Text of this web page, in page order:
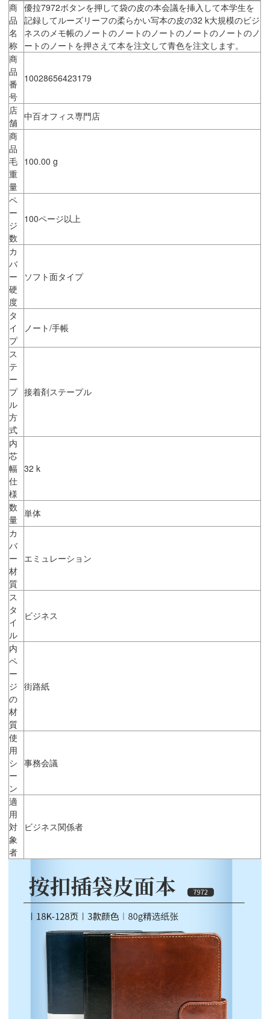
商
品
名
称
優拉7972ボタンを押して袋の皮の本会議を挿入して本学生を
記録してルーズリーフの柔らかい写本の皮の32 k大規模のビジ
ネスのメモ帳のノートのノートのノートのノートのノートのノ
ートのノートを押さえて本を注文して青色を注文します。
商
品
番
号
10028656423179
店
舗
中百オフィス専門店
商
品
毛
重
量
100.00 g
ペ
ー
ジ
数
100ページ以上
カ
バ
ー
硬
度
ソフト面タイプ
タ
イ
プ
ノート/手帳
ス
テ
ー
プ
ル
方
式
接着剤ステープル
内
芯
幅
仕
様
32 k
数
量
単体
カ
バ
ー
材
質
エミュレーション
ス
タ
イ
ル
ビジネス
内
ペ
ー
ジ
の
材
質
街路紙
使
用
シ
ー
ン
事務会議
適
用
対
象
者
ビジネス関係者